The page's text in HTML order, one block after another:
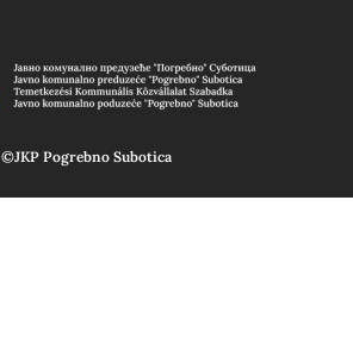
©JKP Pogrebno Subotica